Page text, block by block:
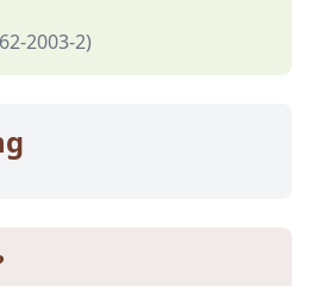
2003-2)